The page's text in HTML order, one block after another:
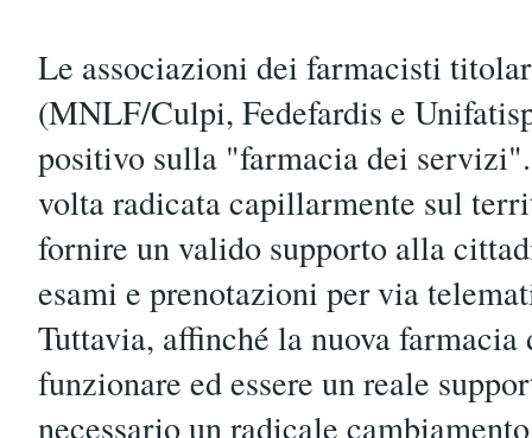
Le associazioni dei farmacisti
(MNLF/Culpi, Fedefardis e
positivo sulla "farmacia dei
volta radicata capillarmente sul
fornire un valido supporto alla
esami e prenotazioni per via
Tuttavia, affinché la nuova farmacia
funzionare ed essere un reale
necessario un radicale